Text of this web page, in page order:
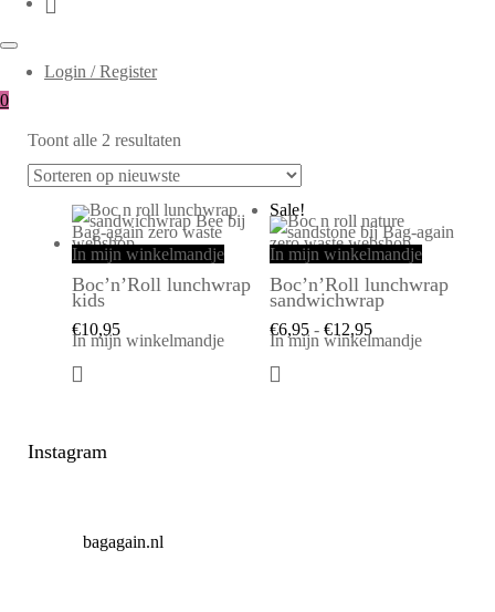
Login / Register
0
Toont alle 2 resultaten
In mijn winkelmandje
Boc’n’Roll lunchwrap
kids
€10,95
In mijn winkelmandje
Sale!
In mijn winkelmandje
Boc’n’Roll lunchwrap
sandwichwrap
€6,95 - €12,95
In mijn winkelmandje
Instagram
bagagain.nl